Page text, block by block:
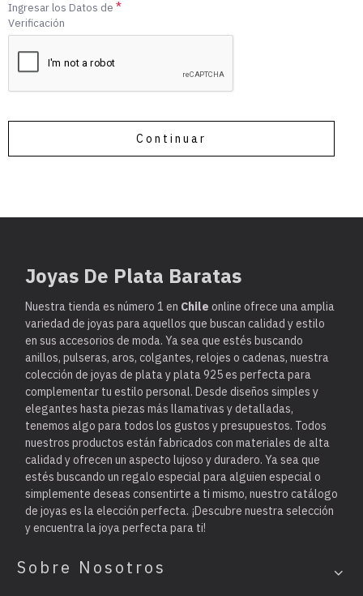
Ingresar los Datos de
Verificación
Continuar
Joyas De Plata Baratas
Nuestra tienda es número 1 en Chile online ofrece una amplia
variedad de joyas para aquellos que buscan calidad y estilo
en sus accesorios de moda. Ya sea que estés buscando
anillos, pulseras, aros, colgantes, relojes o cadenas, nuestra
colección de joyas de plata y plata 925 es perfecta para
complementar tu estilo personal. Desde diseños simples y
elegantes hasta piezas más llamativas y detalladas,
tenemos algo para todos los gustos y presupuestos. Todos
nuestros productos están fabricados con materiales de alta
calidad y ofrecen un aspecto lujoso y duradero. Ya sea que
estés buscando un regalo especial para alguien especial o
simplemente deseas consentirte a ti mismo, nuestro catálogo
de joyas es la elección perfecta. ¡Descubre nuestra selección
y encuentra la joya perfecta para ti!
Sobre Nosotros